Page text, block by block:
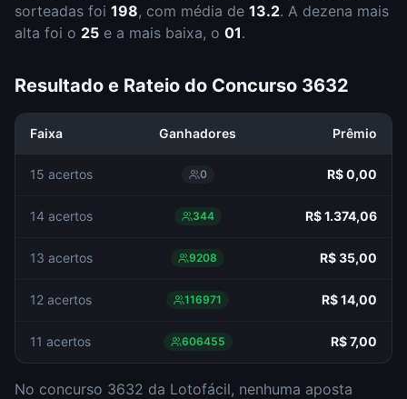
sorteadas foi 198, com média de 13.2. A dezena mais
alta foi o 25 e a mais baixa, o 01.
Resultado e Rateio do Concurso 3632
Faixa Ganhadores Prêmio
15 acertos 0 R$ 0,00
14 acertos 344 R$ 1.374,06
13 acertos 9208 R$ 35,00
12 acertos 116971 R$ 14,00
11 acertos 606455 R$ 7,00
No concurso 3632 da Lotofácil, nenhuma aposta